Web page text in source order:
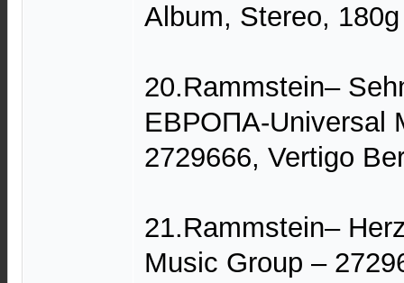
Album, Stereo,
20.Rammstein–
ЕВРОПА-Universal
2729666, Vertigo
21.Rammstein–
Music Group –